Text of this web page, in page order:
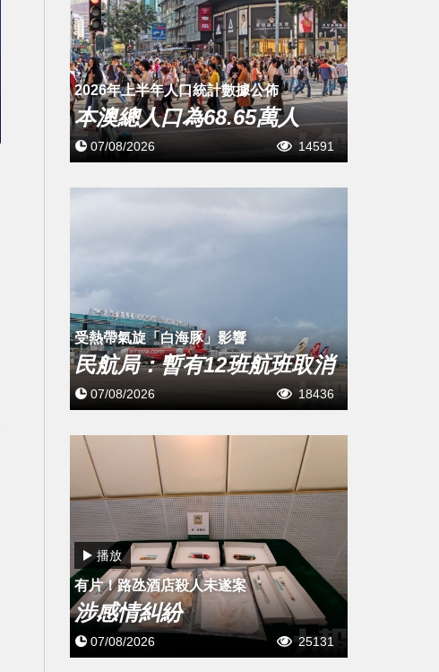
2026年上半年人口統計數據公佈
本澳總人口為68.65萬人
07/08/2026 14591
受熱帶氣旋「白海豚」影響
民航局：暫有12班航班取消
07/08/2026 18436
播放
有片！路氹酒店殺人未遂案
涉感情糾紛
07/08/2026 25131